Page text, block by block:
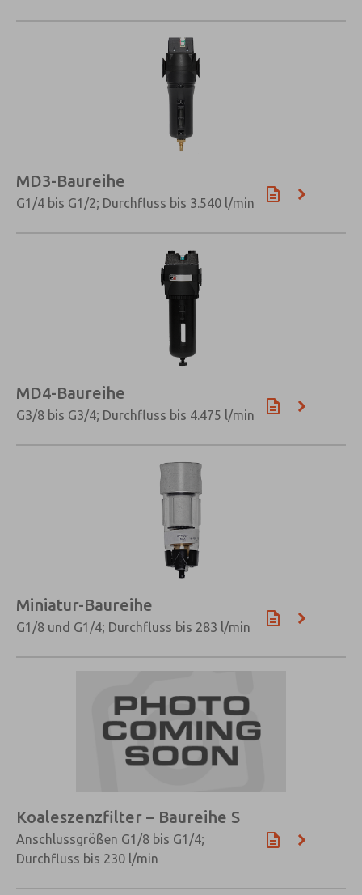
MD3-Baureihe
G1/4 bis G1/2; Durchfluss bis 3.540 l/min
MD4-Baureihe
G3/8 bis G3/4; Durchfluss bis 4.475 l/min
Miniatur-Baureihe
G1/8 und G1/4; Durchfluss bis 283 l/min
Koaleszenzfilter – Baureihe S
Anschlussgrößen G1/8 bis G1/4;
Durchfluss bis 230 l/min